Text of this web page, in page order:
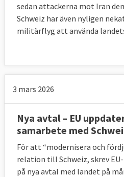
sedan attackerna mot Iran
Schweiz har även nyligen
militärflyg att använda
3 mars 2026
Nya avtal – EU
samarbete med
För att “modernisera och
relation till Schweiz, skrev
på nya avtal med landet på